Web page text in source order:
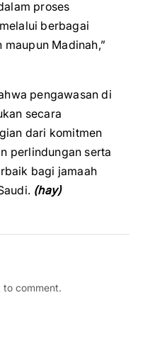
proses
berbagai
Madinah,”
pengawasan di
secara
dari komitmen
perlindungan serta
bagi jamaah
(hay)
to comment.